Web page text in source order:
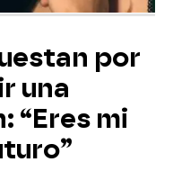
por
una
“Eres mi